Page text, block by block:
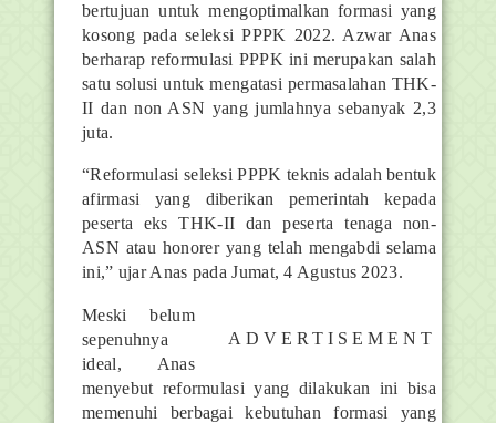
bertujuan untuk mengoptimalkan formasi yang
kosong pada seleksi PPPK 2022. Azwar Anas
berharap reformulasi PPPK ini merupakan salah
satu solusi untuk mengatasi permasalahan THK-
II dan non ASN yang jumlahnya sebanyak 2,3
juta.
“Reformulasi seleksi PPPK teknis adalah bentuk
afirmasi yang diberikan pemerintah kepada
peserta eks THK-II dan peserta tenaga non-
ASN atau honorer yang telah mengabdi selama
ini,” ujar Anas pada Jumat, 4 Agustus 2023.
ADVERTISEMENT
Meski belum
sepenuhnya
ideal, Anas
menyebut reformulasi yang dilakukan ini bisa
memenuhi berbagai kebutuhan formasi yang